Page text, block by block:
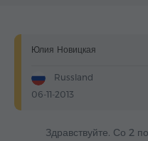
Юлия Новицкая
Russland
06-11-2013
Здравствуйте. Со 2